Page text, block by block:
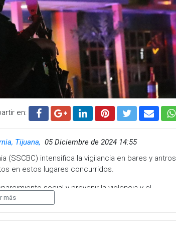
en:
Tijuana, 05 Diciembre de 2024 14:55
(SSCBC) intensifica la vigilancia en bares y antros
en estos lugares concurridos.
social y prevenir la violencia y el
más